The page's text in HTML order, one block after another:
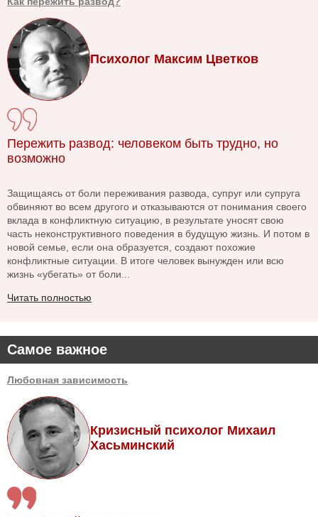
Самое важное
Любовная зависимость
Кризисный психолог Михаил
Хасьминский
Психолог Максим Цветков
Пережить развод: человеком быть трудно, но
возможно
Защищаясь от боли переживания развода, супруг или супруга
обвиняют во всем другого и отказываются от понимания своего
вклада в конфликтную ситуацию, в результате уносят свою
часть неконструктивного поведения в будущую жизнь. И потом в
новой семье, если она образуется, создают похожие
конфликтные ситуации. В итоге человек вынужден или всю
жизнь «убегать» от боли...
Читать полностью